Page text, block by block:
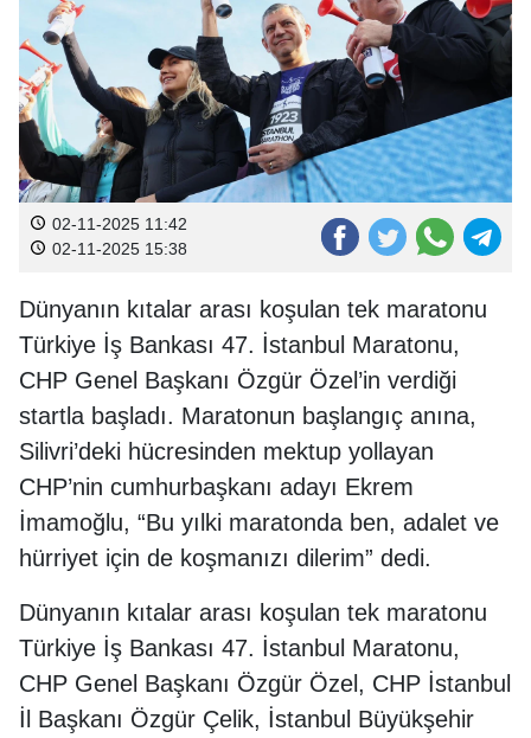
02-11-2025 11:42
02-11-2025 15:38
Dünyanın kıtalar arası koşulan tek maratonu
Türkiye İş Bankası 47. İstanbul Maratonu,
CHP Genel Başkanı Özgür Özel’in verdiği
startla başladı. Maratonun başlangıç anına,
Silivri’deki hücresinden mektup yollayan
CHP’nin cumhurbaşkanı adayı Ekrem
İmamoğlu, “Bu yılki maratonda ben, adalet ve
hürriyet için de koşmanızı dilerim” dedi.
Dünyanın kıtalar arası koşulan tek maratonu
Türkiye İş Bankası 47. İstanbul Maratonu,
CHP Genel Başkanı Özgür Özel, CHP İstanbul
İl Başkanı Özgür Çelik, İstanbul Büyükşehir